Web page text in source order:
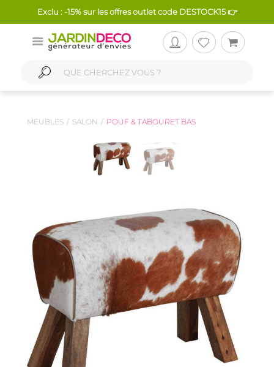
Exclu : -15% sur les offres outlet code DESTOCK15 👉
MEUBLES SALON POUF & TABOURET BAS